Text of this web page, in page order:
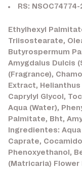
RS: NSOC74774-
Ethylhexyl
Triisostearate,
Butyrospermum
Amygdalus Dulcis
(Fragrance),
Extract,
Caprylyl Glycol,
Aqua (Water),
Palmitate, Bht,
Ingredientes:
Caprate,
Phenoxyethanol,
(Matricaria) Flower